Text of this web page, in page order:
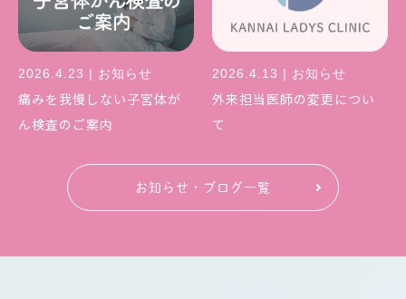
2026.4.23 | お知らせ
痛みを我慢しない子宮体が
ん検査のご案内
2026.4.13 | お知らせ
外来担当医師の変更につい
て
お知らせ・ブログ一覧